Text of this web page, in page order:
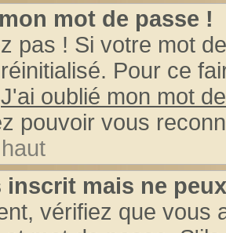
mot de passe !
pas ! Si votre mot
Pour ce
J'ai oublié mon mot
pouvoir vous
inscrit mais ne
vérifiez que vous